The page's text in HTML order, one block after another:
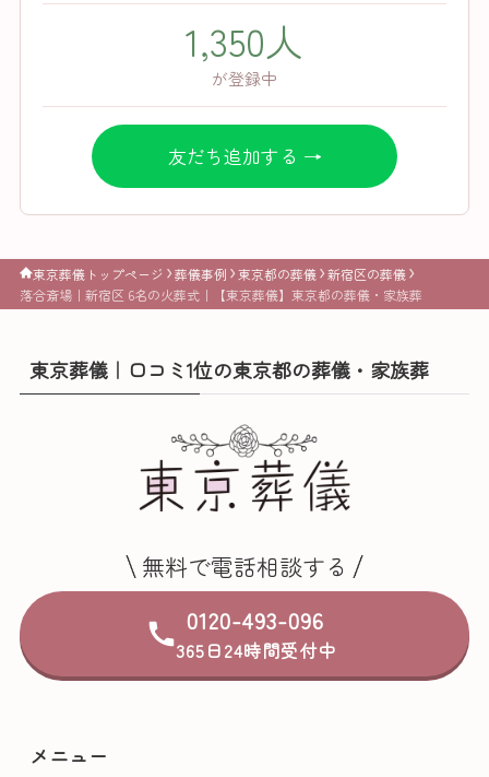
1,350人
が登録中
友だち追加する →
東京葬儀トップページ 葬儀事例 東京都の葬儀 新宿区の葬儀
落合斎場｜新宿区 6名の火葬式｜【東京葬儀】東京都の葬儀・家族葬
東京葬儀｜口コミ1位の東京都の葬儀・家族葬
無料で電話相談する
0120-493-096
365日24時間受付中
メニュー